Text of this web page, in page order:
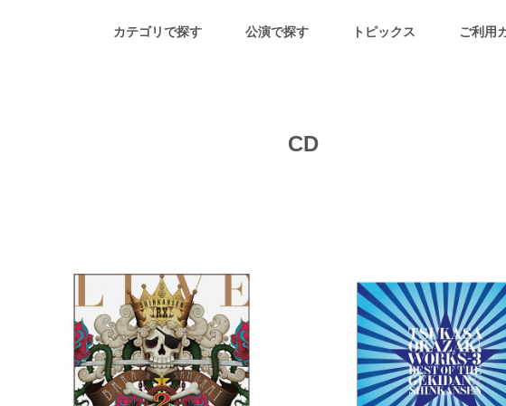
カテゴリで探す 公演で探す トピックス ご利用
CD